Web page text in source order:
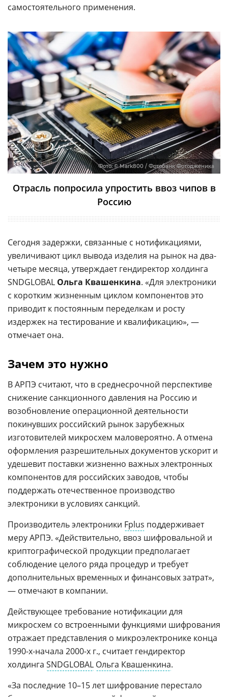
самостоятельного применения.
Фото: © Mark800 / Фотобанк Фотодженика
Отрасль попросила упростить ввоз чипов в
Россию
Сегодня задержки, связанные с нотификациями,
увеличивают цикл вывода изделия на рынок на два-
четыре месяца, утверждает гендиректор холдинга
SNDGLOBAL Ольга Квашенкина. «Для электроники
с коротким жизненным циклом компонентов это
приводит к постоянным переделкам и росту
издержек на тестирование и квалификацию», —
отмечает она.
Зачем это нужно
В АРПЭ считают, что в среднесрочной перспективе
снижение санкционного давления на Россию и
возобновление операционной деятельности
покинувших российский рынок зарубежных
изготовителей микросхем маловероятно. А отмена
оформления разрешительных документов ускорит и
удешевит поставки жизненно важных электронных
компонентов для российских заводов, чтобы
поддержать отечественное производство
электроники в условиях санкций.
Производитель электроники Fplus поддерживает
меру АРПЭ. «Действительно, ввоз шифровальной и
криптографической продукции предполагает
соблюдение целого ряда процедур и требует
дополнительных временных и финансовых затрат»,
— отмечают в компании.
Действующее требование нотификации для
микросхем со встроенными функциями шифрования
отражает представления о микроэлектронике конца
1990-х-начала 2000-х г., считает гендиректор
холдинга SNDGLOBAL Ольга Квашенкина.
«За последние 10–15 лет шифрование перестало